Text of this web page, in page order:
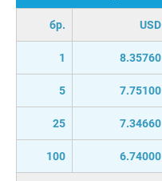
бр. USD
1 8.35760
5 7.75100
25 7.34660
100 6.74000